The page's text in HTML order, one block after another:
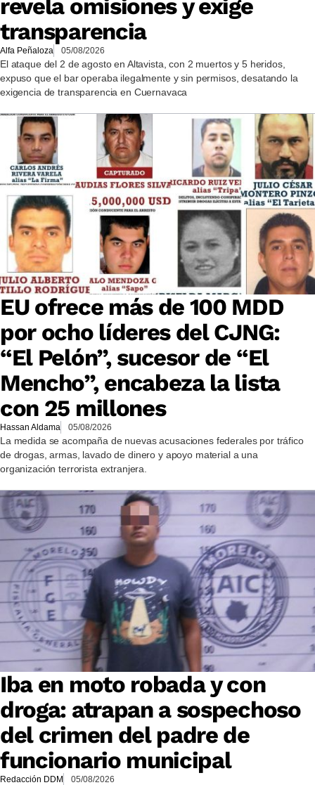
revela omisiones y exige
transparencia
Alfa Peñaloza 05/08/2026
El ataque del 2 de agosto en Altavista, con 2 muertos y 5 heridos,
expuso que el bar operaba ilegalmente y sin permisos, desatando la
exigencia de transparencia en Cuernavaca
EU ofrece más de 100 MDD
por ocho líderes del CJNG:
“El Pelón”, sucesor de “El
Mencho”, encabeza la lista
con 25 millones
Hassan Aldama 05/08/2026
La medida se acompaña de nuevas acusaciones federales por tráfico
de drogas, armas, lavado de dinero y apoyo material a una
organización terrorista extranjera.
Iba en moto robada y con
droga: atrapan a sospechoso
del crimen del padre de
funcionario municipal
Redacción DDM 05/08/2026